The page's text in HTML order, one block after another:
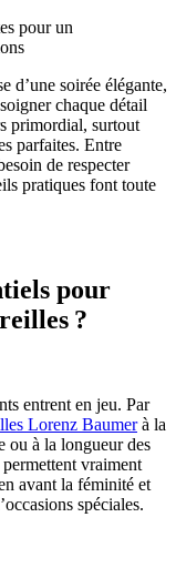
d’une soirée élégante,
chaque détail
primordial, surtout
parfaites. Entre
de respecter
pratiques font toute
pour
?
entrent en jeu. Par
Lorenz Baumerà la
ou à la longueur des
permettent vraiment
avant la féminité et
spéciales.